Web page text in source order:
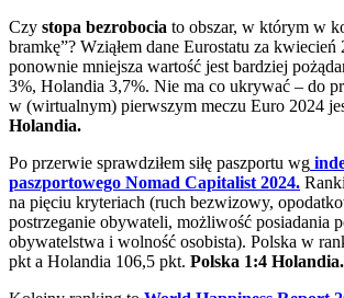
Czy stopa bezrobocia to obszar, w którym w
bramkę”? Wziąłem dane Eurostatu za
ponownie mniejsza wartość jest bardziej
3%, Holandia 3,7%. Nie ma co ukrywać – do
w (wirtualnym) pierwszym meczu Euro 2024
Holandia.
Po przerwie sprawdziłem siłę paszportu wg
paszportowego Nomad Capitalist 2024.
na pięciu kryteriach (ruch bezwizowy,
postrzeganie obywateli, możliwość posiadania
obywatelstwa i wolność osobista). Polska w
pkt a Holandia 106,5 pkt. Polska 1:4 Holandia.